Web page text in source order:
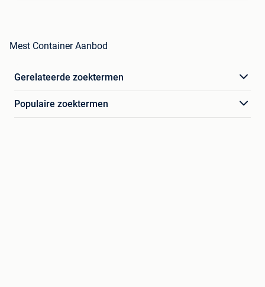
Mest Container Aanbod
Gerelateerde zoektermen
Populaire zoektermen